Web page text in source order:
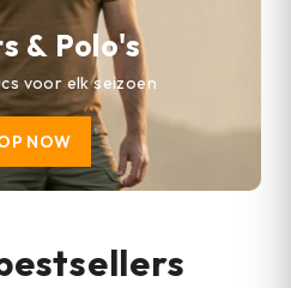
& Polo's
voor elk seizoen
NOW